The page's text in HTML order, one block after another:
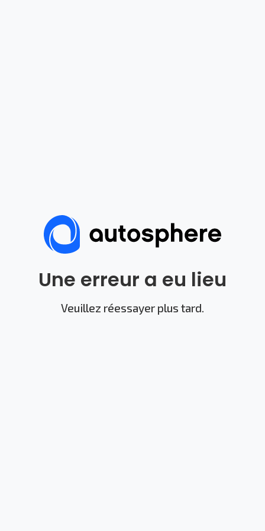
Une erreur a eu lieu
Veuillez réessayer plus tard.